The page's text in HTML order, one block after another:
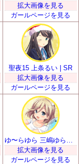
拡大画像を見る
ガールページを見る
聖夜15 上条るい | SR
拡大画像を見る
ガールページを見る
拡大画像を見る
ガールページを見る